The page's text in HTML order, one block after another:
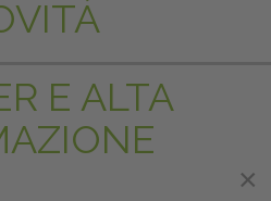
E ALTA
×
×